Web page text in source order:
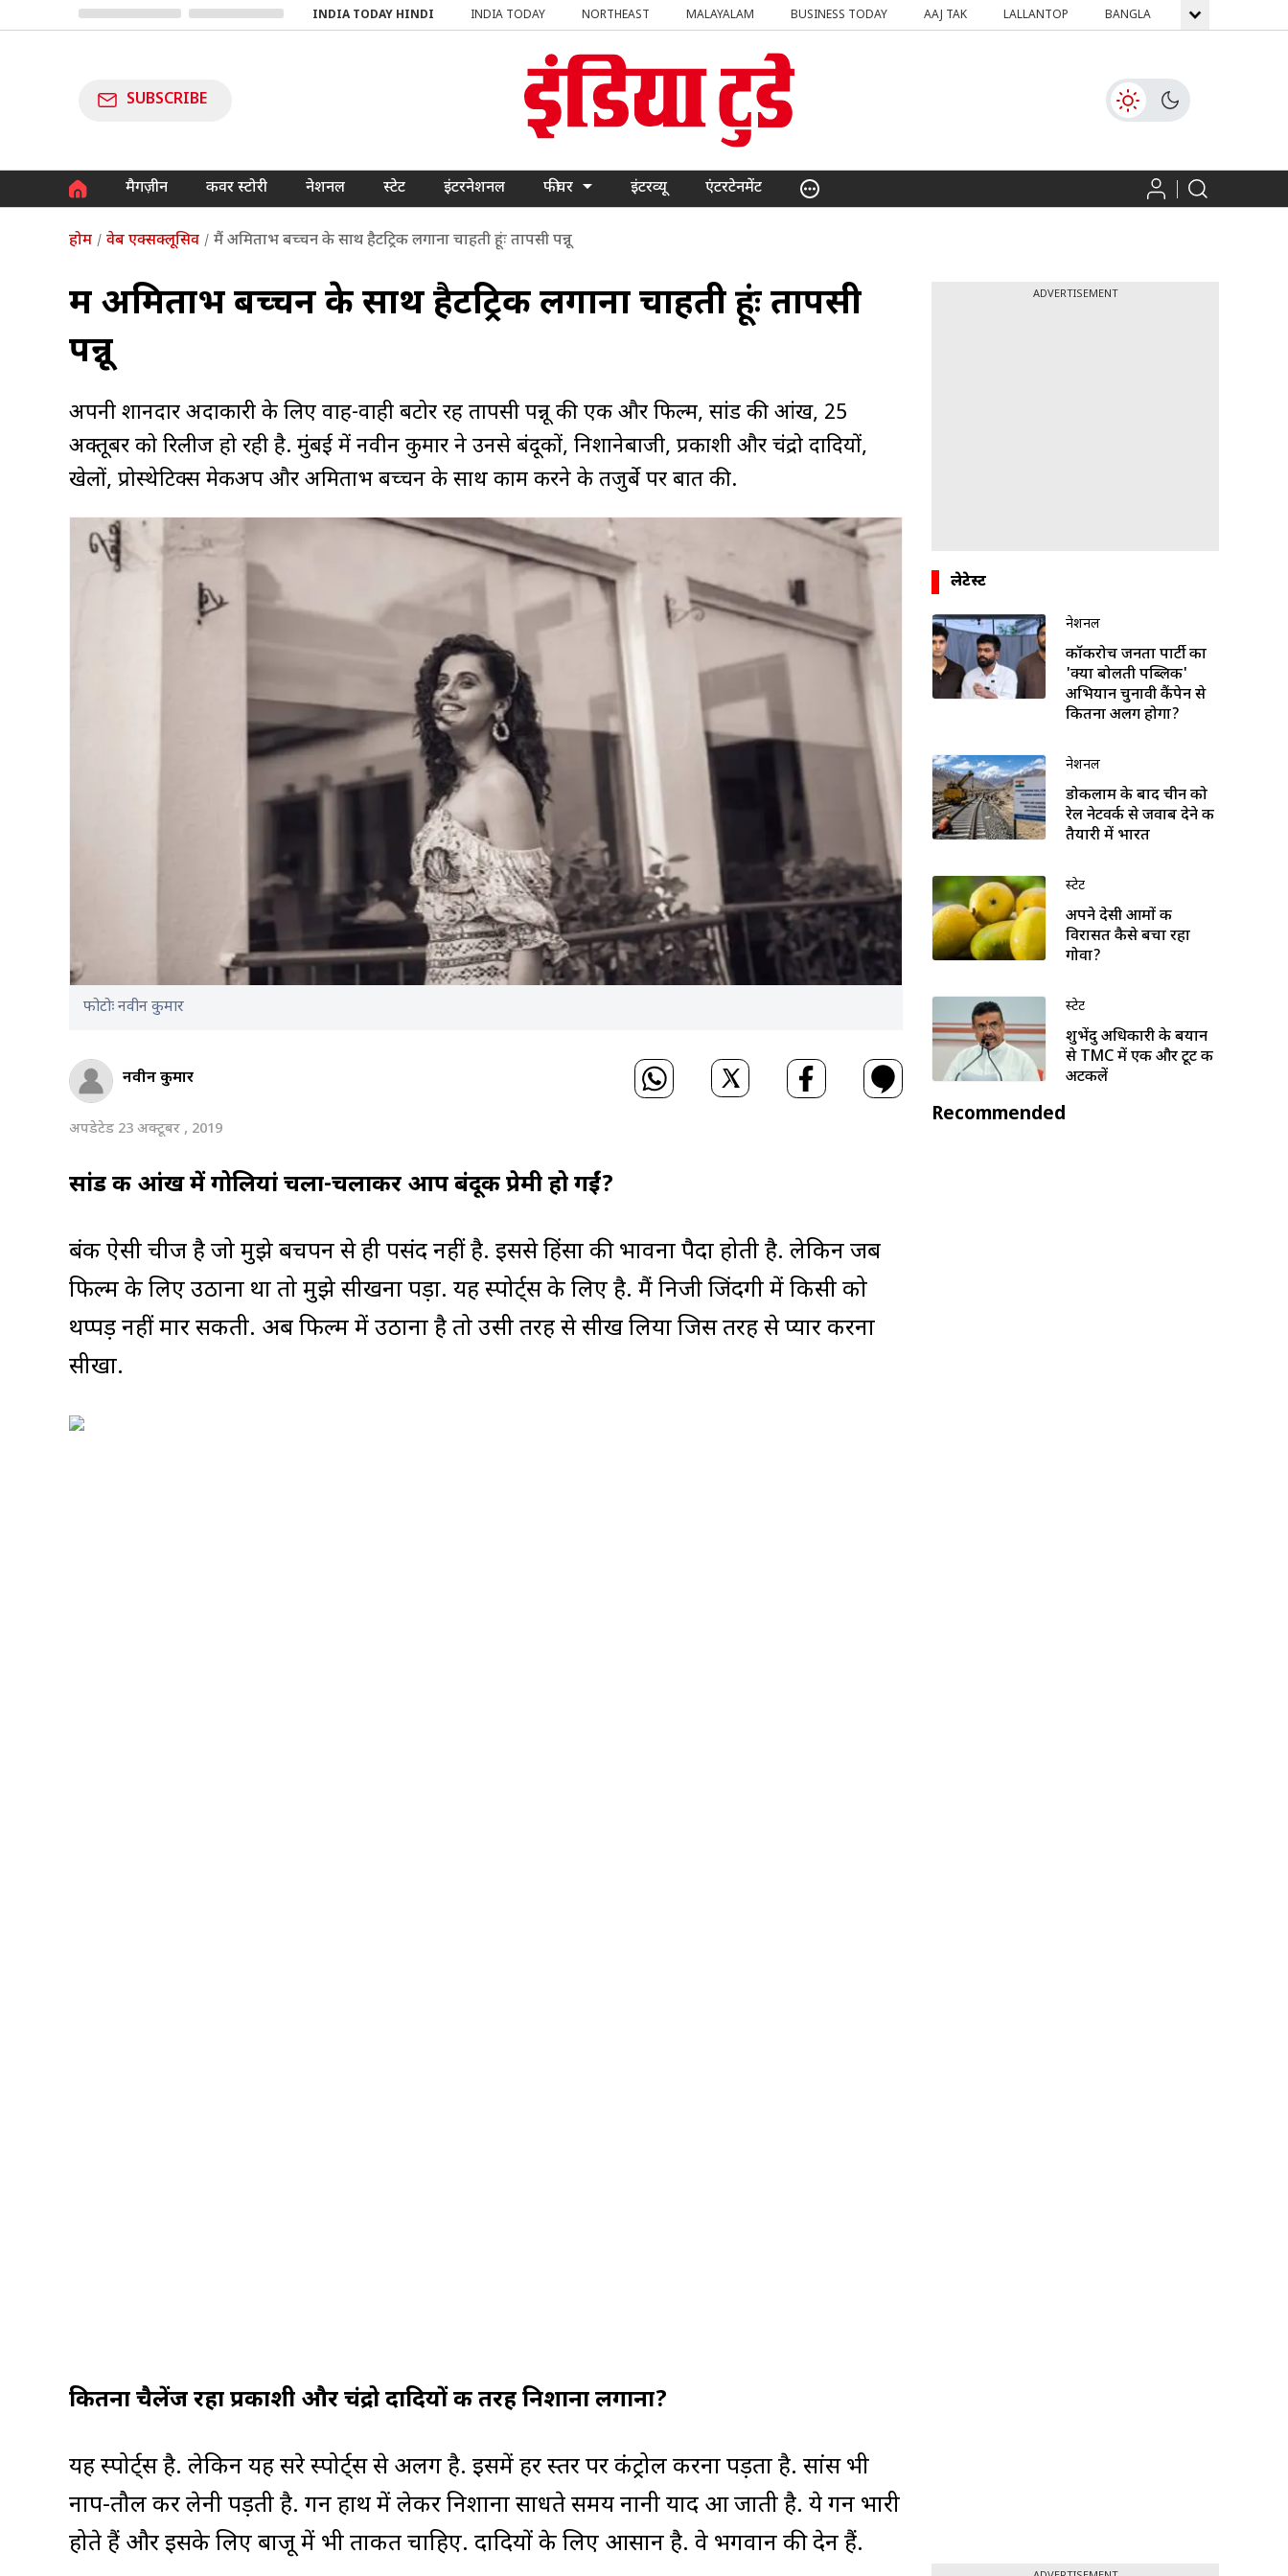
INDIA TODAY HINDI INDIA TODAY NORTHEAST MALAYALAM BUSINESS TODAY AAJ TAK LALLANTOP BANGLA GNTTV
SUBSCRIBE
मैगज़ीन कवर स्टोरी नेशनल स्टेट इंटरनेशनल फीचर इंटरव्यू एंटरटेनमेंट
होम वेब एक्सक्लूसिव मैं अमिताभ बच्चन के साथ हैटट्रिक लगाना चाहती हूंः तापसी पन्नू
मैं अमिताभ बच्चन के साथ हैटट्रिक लगाना चाहती हूंः तापसी
पन्नू
अपनी शानदार अदाकारी के लिए वाह-वाही बटोर रहीं तापसी पन्नू की एक और फिल्म, सांड की आंख, 25
अक्तूबर को रिलीज हो रही है. मुंबई में नवीन कुमार ने उनसे बंदूकों, निशानेबाजी, प्रकाशी और चंद्रो दादियों,
खेलों, प्रोस्थेटिक्स मेकअप और अमिताभ बच्चन के साथ काम करने के तजुर्बे पर बात की.
फोटोः नवीन कुमार
नवीन कुमार
अपडेटेड 23 अक्टूबर , 2019
सांड की आंख में गोलियां चला-चलाकर आप बंदूक प्रेमी हो गईं?
बंदूक ऐसी चीज है जो मुझे बचपन से ही पसंद नहीं है. इससे हिंसा की भावना पैदा होती है. लेकिन जब
फिल्म के लिए उठाना था तो मुझे सीखना पड़ा. यह स्पोर्ट्स के लिए है. मैं निजी जिंदगी में किसी को
थप्पड़ नहीं मार सकती. अब फिल्म में उठाना है तो उसी तरह से सीख लिया जिस तरह से प्यार करना
सीखा.
कितना चैलेंज रहा प्रकाशी और चंद्रो दादियों की तरह निशाना लगाना?
यह स्पोर्ट्स है. लेकिन यह दूसरे स्पोर्ट्स से अलग है. इसमें हर स्तर पर कंट्रोल करना पड़ता है. सांस भी
नाप-तौल कर लेनी पड़ती है. गन हाथ में लेकर निशाना साधते समय नानी याद आ जाती है. ये गन भारी
होते हैं और इसके लिए बाजू में भी ताकत चाहिए. दादियों के लिए आसान है. वे भगवान की देन हैं.
ADVERTISEMENT
लेटेस्ट
नेशनल
कॉकरोच जनता पार्टी का
'क्या बोलती पब्लिक'
अभियान चुनावी कैंपेन से
कितना अलग होगा?
नेशनल
डोकलाम के बाद चीन को
रेल नेटवर्क से जवाब देने की
तैयारी में भारत
स्टेट
अपने देसी आमों की
विरासत कैसे बचा रहा
गोवा?
स्टेट
शुभेंदु अधिकारी के बयान
से TMC में एक और टूट की
अटकलें
Recommended